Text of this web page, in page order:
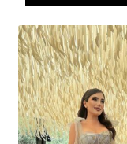
ESTE
PRODUCTO
TIENE
MÚLTIPLES
VARIANTES.
LAS